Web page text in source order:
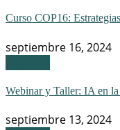
Curso COP16:
septiembre 16, 2024
Webinar y Taller: IA en
septiembre 13, 2024